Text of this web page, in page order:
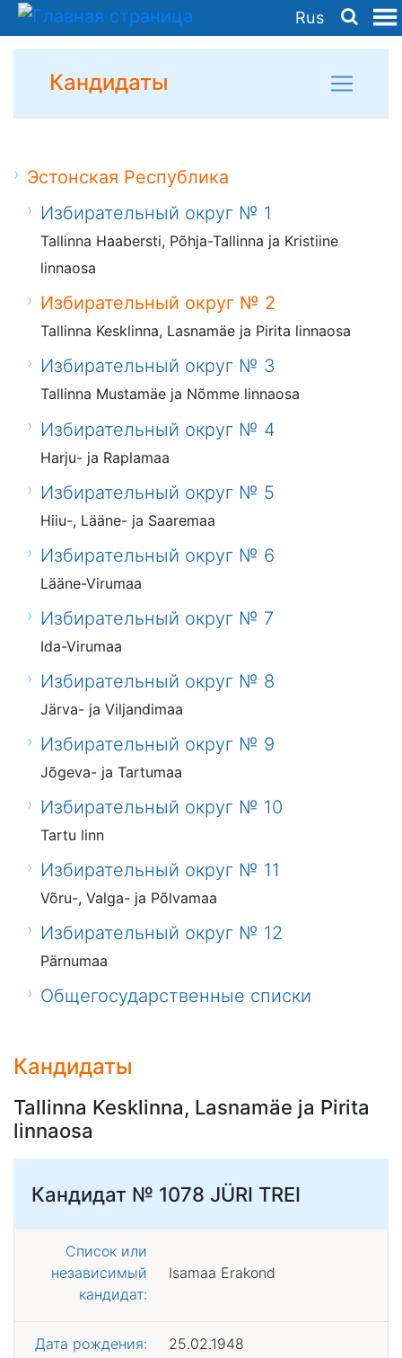
Rus
Кандидаты
Эстонская Республика
Избирательный округ № 1
Tallinna Haabersti, Põhja-Tallinna ja Kristiine
linnaosa
Избирательный округ № 2
Tallinna Kesklinna, Lasnamäe ja Pirita linnaosa
Избирательный округ № 3
Tallinna Mustamäe ja Nõmme linnaosa
Избирательный округ № 4
Harju- ja Raplamaa
Избирательный округ № 5
Hiiu-, Lääne- ja Saaremaa
Избирательный округ № 6
Lääne-Virumaa
Избирательный округ № 7
Ida-Virumaa
Избирательный округ № 8
Järva- ja Viljandimaa
Избирательный округ № 9
Jõgeva- ja Tartumaa
Избирательный округ № 10
Tartu linn
Избирательный округ № 11
Võru-, Valga- ja Põlvamaa
Избирательный округ № 12
Pärnumaa
Общегосударственные списки
Кандидаты
Tallinna Kesklinna, Lasnamäe ja Pirita
linnaosa
Кандидат № 1078 JÜRI TREI
Список или
независимый
кандидат:
Isamaa Erakond
Дата рождения: 25.02.1948